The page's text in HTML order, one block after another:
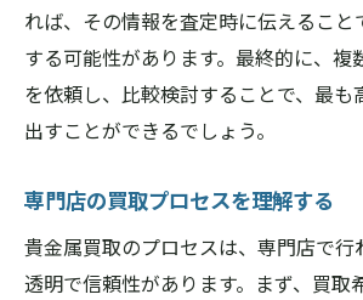
れば、その情報を査定時に伝えること
する可能性があります。最終的に、複
を依頼し、比較検討することで、最も
出すことができるでしょう。
専門店の買取プロセスを理解する
貴金属買取のプロセスは、専門店で行
透明で信頼性があります。まず、買取